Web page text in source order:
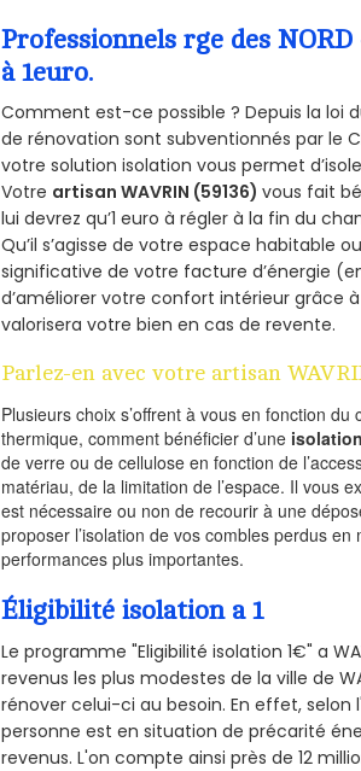
Professionnels rge des
à 1euro.
Comment est-ce possible ? Depuis la loi
de rénovation sont subventionnés par le
votre solution isolation vous permet
Votre artisan WAVRIN (59136)vous fait
lui devrez qu’1 euro à régler à la fin du
Qu’il s’agisse de votre espace habitable
significative de votre facture d’énergie
d’améliorer votre confort intérieur grâce
valorisera votre bien en cas de revente.
Parlez-en avec votre artisan
Plusieurs choix s’offrent à vous en fonction
thermique, comment bénéficier d’une
de verre ou de cellulose en fonction de
matériau, de la limitation de l’espace. Il vous
est nécessaire ou non de recourir à une
proposer l’isolation de vos combles perdus
performances plus importantes.
Éligibilité isolation a 1
Le programme "Eligibilité isolation 1€" a
revenus les plus modestes de la ville de
rénover celui-ci au besoin. En effet,
personne est en situation de précarité
revenus. L'on compte ainsi près de 12